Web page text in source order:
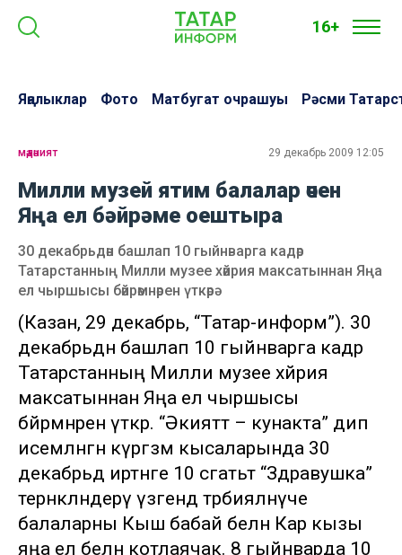
16+
Яңалыклар Фото Матбугат очрашуы Рәсми
мәдәният 29 декабрь 2009 12:05
Милли музей ятим балалар өчен
Яңа ел бәйрәме оештыра
30 декабрьдән башлап 10 гыйнварга кадәр
Татарстанның Милли музее хәйрия максатыннан Яңа
ел чыршысы бәйрәмнәрен үткәрә
(Казан, 29 декабрь, “Татар-информ”). 30
декабрьдән башлап 10 гыйнварга кадәр
Татарстанның Милли музее хәйрия
максатыннан Яңа ел чыршысы
бәйрәмнәрен үткәрә. “Әкияттә – кунакта” дип
исемләнгән күргәзмә кысаларында 30
декабрьдә иртәнге 10 сәгатьтә “Здравушка”
тернәкләндерү үзәгендә тәрбияләнүче
балаларны Кыш бабай белән Кар кызы
яңа ел белән котлаячак. 8 гыйнварда 10